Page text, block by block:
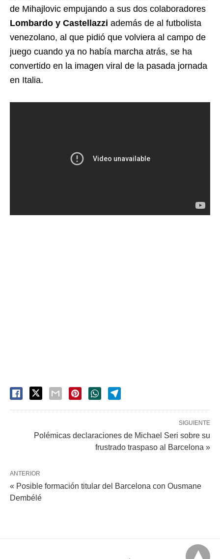
de Mihajlovic empujando a sus dos colaboradores
Lombardo y Castellazzi además de al futbolista
venezolano, al que pidió que volviera al campo de
juego cuando ya no había marcha atrás, se ha
convertido en la imagen viral de la pasada jornada
en Italia.
SIGUIENTE
Polémicas declaraciones de Michael Seri sobre su
frustrado traspaso al Barcelona »
ANTERIOR
« Posible formación titular del Barcelona con Ousmane
Dembélé